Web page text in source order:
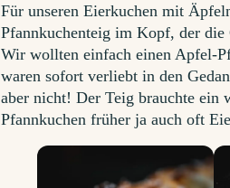
Für unseren Eierkuchen mit
Pfannkuchenteig im Kopf, der
Wir wollten einfach einen Apfel-
waren sofort verliebt in den
aber nicht! Der Teig brauchte ein
Pfannkuchen früher ja auch oft